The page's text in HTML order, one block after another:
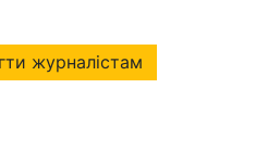
журналістам